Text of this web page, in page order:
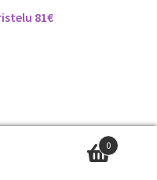
81€
86€
0